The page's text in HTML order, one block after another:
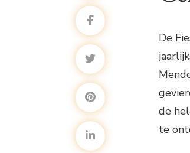
De
de
te